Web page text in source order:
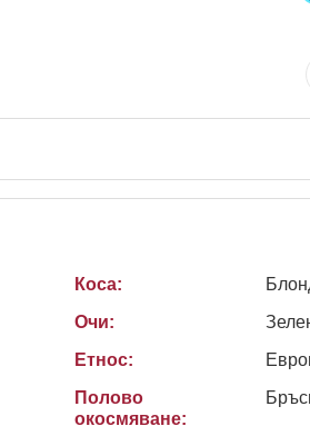
Коса:
Очи:
Етнос:
Полово
окосмяване: